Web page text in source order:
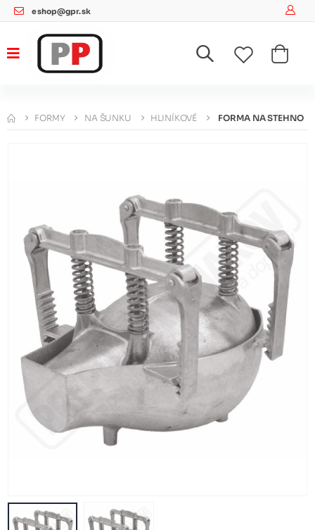
eshop@gpr.sk
FORMY NA ŠUNKU HLINÍKOVÉ FORMA NA STEHNO